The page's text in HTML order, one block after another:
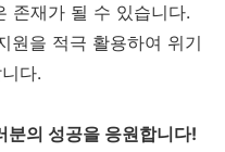
존재가 될 수 있습니다.
원을 적극 활용하여 위기
다.
분의 성공을 응원합니다!